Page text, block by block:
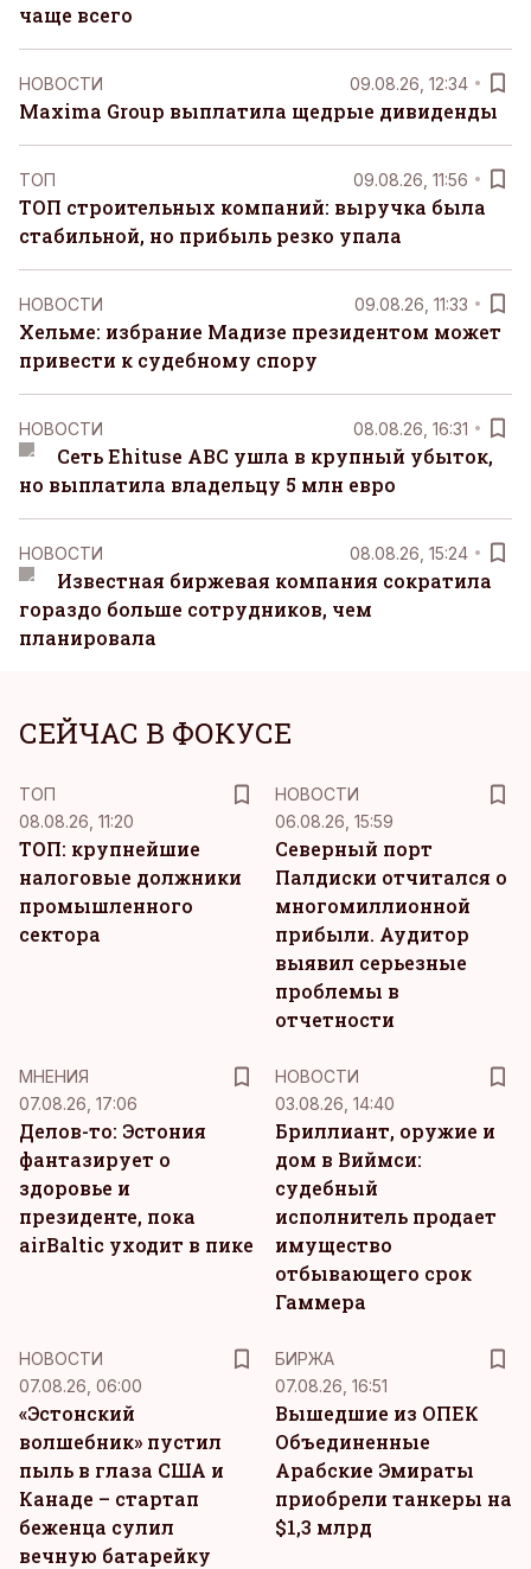
чаще всего
НОВОСТИ 09.08.26, 12:34
Maxima Group выплатила щедрые дивиденды
ТОП 09.08.26, 11:56
ТОП строительных компаний: выручка была
стабильной, но прибыль резко упала
НОВОСТИ 09.08.26, 11:33
Хельме: избрание Мадизе президентом может
привести к судебному спору
НОВОСТИ 08.08.26, 16:31
Сеть Ehituse ABC ушла в крупный убыток,
но выплатила владельцу 5 млн евро
НОВОСТИ 08.08.26, 15:24
Известная биржевая компания сократила
гораздо больше сотрудников, чем
планировала
СЕЙЧАС В ФОКУСЕ
ТОП
08.08.26, 11:20
ТОП: крупнейшие
налоговые должники
промышленного
сектора
НОВОСТИ
06.08.26, 15:59
Северный порт
Палдиски отчитался о
многомиллионной
прибыли. Аудитор
выявил серьезные
проблемы в
отчетности
MНЕНИЯ
07.08.26, 17:06
Делов-то: Эстония
фантазирует о
здоровье и
президенте, пока
airBaltic уходит в пике
НОВОСТИ
03.08.26, 14:40
Бриллиант, оружие и
дом в Виймси:
судебный
исполнитель продает
имущество
отбывающего срок
Гаммера
НОВОСТИ
07.08.26, 06:00
«Эстонский
волшебник» пустил
пыль в глаза США и
Канаде – стартап
беженца сулил
вечную батарейку
БИРЖА
07.08.26, 16:51
Вышедшие из ОПЕК
Объединенные
Арабские Эмираты
приобрели танкеры на
$1,3 млрд